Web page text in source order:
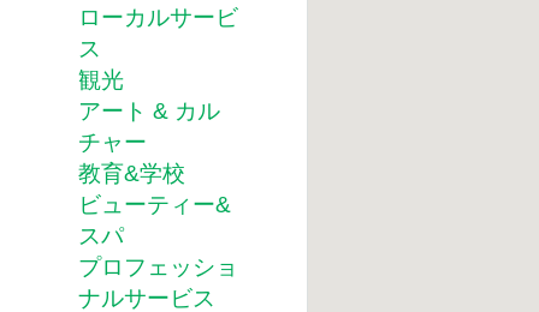
ローカルサービ
ス
観光
アート & カル
チャー
教育&学校
ビューティー&
スパ
プロフェッショ
ナルサービス